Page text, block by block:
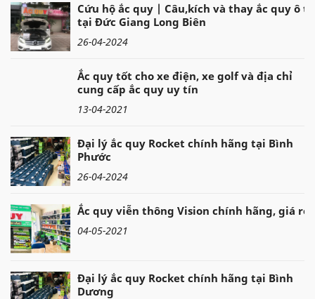
Cứu hộ ắc quy | Câu,kích và thay ắc quy ô tô
tại Đức Giang Long Biên
26-04-2024
Ắc quy tốt cho xe điện, xe golf và địa chỉ
cung cấp ắc quy uy tín
13-04-2021
Đại lý ắc quy Rocket chính hãng tại Bình
Phước
26-04-2024
Ắc quy viễn thông Vision chính hãng, giá rẻ
04-05-2021
Đại lý ắc quy Rocket chính hãng tại Bình
Dương